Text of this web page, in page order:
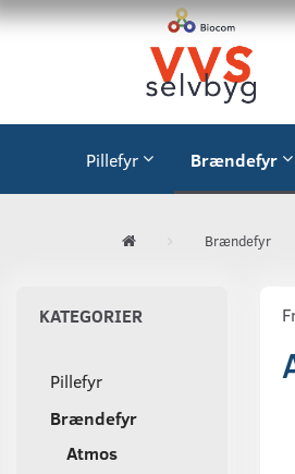
Pillefyr Brændefyr
Brændefyr
KATEGORIER
Pillefyr
Brændefyr
Atmos